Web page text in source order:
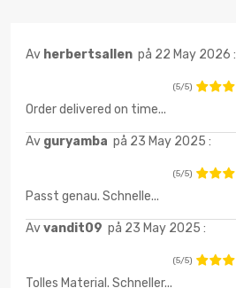
Av herbertsallen på 22 May 2026 :
(5/5)
Order delivered on time...
Av guryamba på 23 May 2025 :
(5/5)
Passt genau. Schnelle...
Avvandit09 på 23 May 2025 :
(5/5)
Tolles Material. Schneller...